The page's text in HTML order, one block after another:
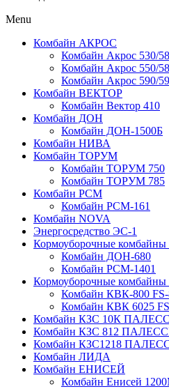
Menu
Комбайн АКРОС
Комбайн Акрос 530/
Комбайн Акрос 550/
Комбайн Акрос 590/
Комбайн ВЕКТОР
Комбайн Вектор 410
Комбайн ДОН
Комбайн ДОН-1500Б
Комбайн НИВА
Комбайн ТОРУМ
Комбайн ТОРУМ 750
Комбайн ТОРУМ 785
Комбайн РСМ
Комбайн РСМ-161
Комбайн NOVA
Энергосредство ЭС-1
Кормоуборочные
Комбайн ДОН-680
Комбайн РСМ-1401
Кормоуборочные
Комбайн КВК-800
Комбайн КВК 6025
Комбайн КЗС 10К
Комбайн КЗС 812
Комбайн КЗС1218
Комбайн ЛИДА
Комбайн ЕНИСЕЙ
Комбайн Енисей